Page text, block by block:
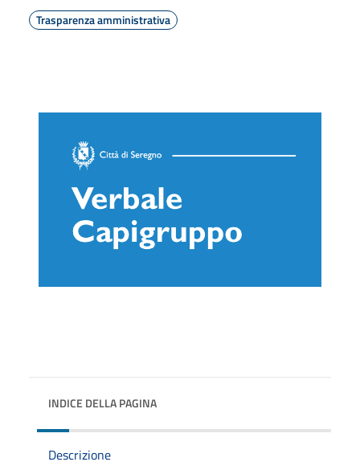
Trasparenza amministrativa
INDICE DELLA PAGINA
Descrizione